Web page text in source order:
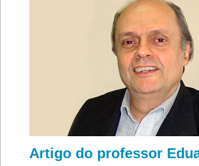
Artigo do professor